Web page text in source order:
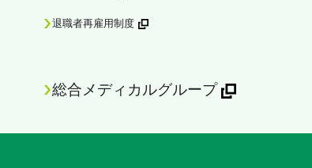
退職者再雇用制度
総合メディカルグループ